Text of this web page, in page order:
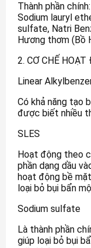
Thành phần
Sodium lauryl
sulfate, Natri
Hương thơm (Bồ
2. CƠ CHẾ HOẠT
Linear
Có khả năng tạo
được biết nhiều
SLES
Hoạt động theo
phần dạng dầu
hoạt động bề
loại bỏ bụi bẩn
Sodium sulfate
Là thành phần
giúp loại bỏ bụi